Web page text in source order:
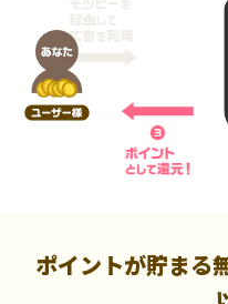
ポイントが貯まる